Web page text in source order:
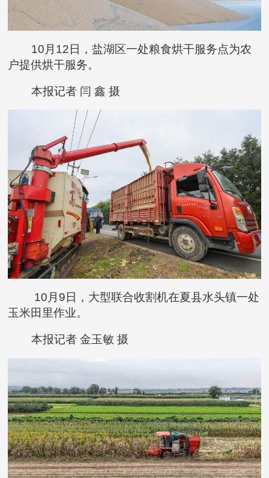
10月12日，盐湖区一处粮食烘干服务点为农
户提供烘干服务。
本报记者 闫 鑫 摄
10月9日，大型联合收割机在夏县水头镇一处
玉米田里作业。
本报记者 金玉敏 摄